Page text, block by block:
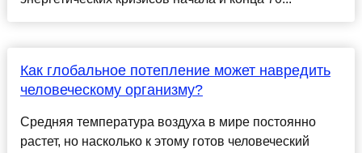
Как глобальное потепление может навредить
человеческому организму?
Средняя температура воздуха в мире постоянно
растет, но насколько к этому готов человеческий